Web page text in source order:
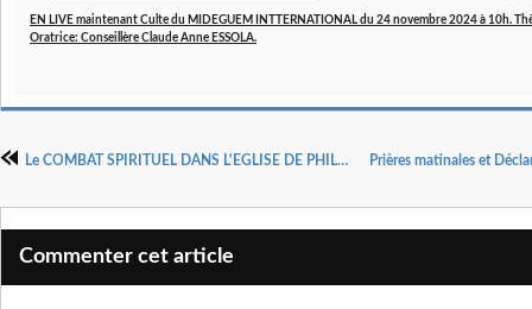
EN LIVE maintenant Culte du MIDEGUEM INTTERNATIONAL du 24 novembre 2024 à 10h.
Oratrice: Conseillère Claude Anne ESSOLA.
Le COMBAT SPIRITUEL DANS L'EGLISE DE PHILADELPHIE par Dr Pasteur Henri KPODAHI
Commenter cet article